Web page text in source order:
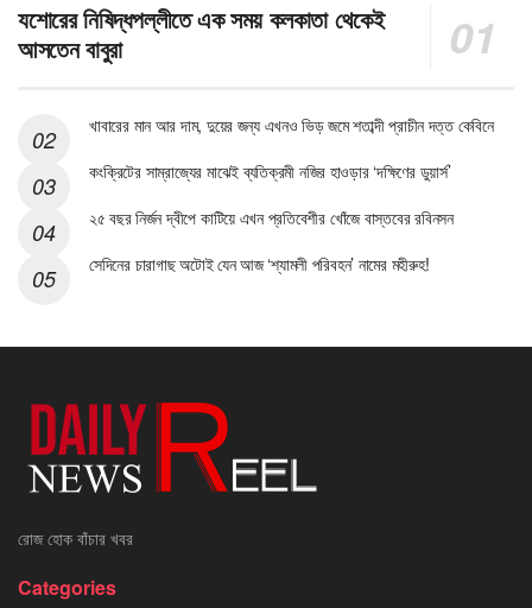
যশোরের নিষিদ্ধপল্লীতে এক সময় কলকাতা থেকেই
আসতেন বাবুরা
খাবারের মান আর দাম, দুয়ের জন্য এখনও ভিড় জমে শতাব্দী প্রাচীন দত্ত কেবিনে
কংক্রিটের সাম্রাজ্যের মাঝেই ব্যতিক্রমী নজির হাওড়ার ‘দক্ষিণের ডুয়ার্স’
২৫ বছর নির্জন দ্বীপে কাটিয়ে এখন প্রতিবেশীর খোঁজে বাস্তবের রবিনসন
সেদিনের চারাগাছ অটোই যেন আজ ‘শ্যামলী পরিবহন’ নামের মহীরুহ!
রোজ হোক বাঁচার খবর
Categories